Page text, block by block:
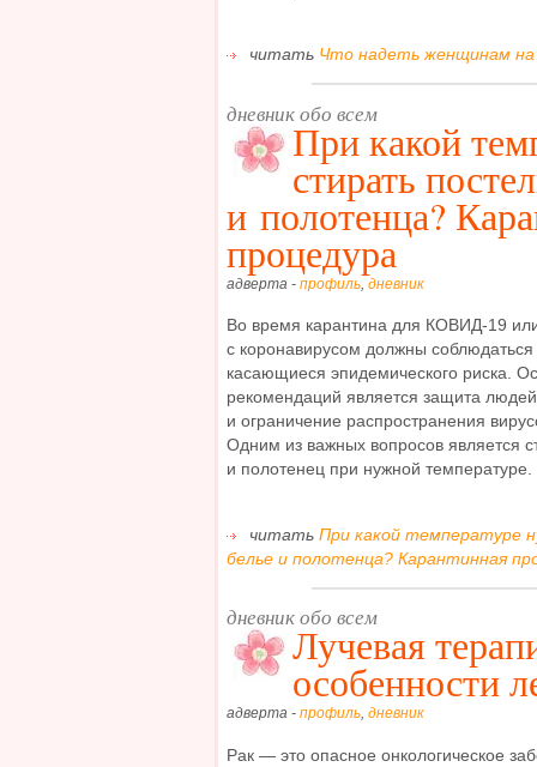
читать Что надеть женщинам на
дневник обо всем
При какой
стирать
и полотенца?
процедура
адверта - профиль дневник
Во время карантина для КОВИД-19
с коронавирусом должны
касающиеся эпидемического риска.
рекомендаций является защита
и ограничение распространения
Одним из важных вопросов является
и полотенец при нужной
читать При какой температуре
белье и полотенца? Карантинная
дневник обо всем
Лучевая
особенности
адверта - профиль, дневник
Рак — это опасное онкологическое